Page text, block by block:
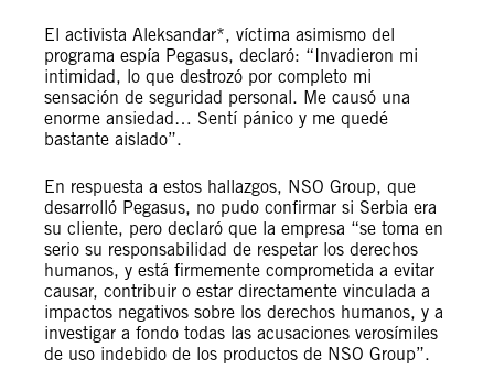
El activista Aleksandar*, víctima asimismo del
programa espía Pegasus, declaró: “Invadieron mi
intimidad, lo que destrozó por completo mi
sensación de seguridad personal. Me causó una
enorme ansiedad… Sentí pánico y me quedé
bastante aislado”.
En respuesta a estos hallazgos, NSO Group, que
desarrolló Pegasus, no pudo confirmar si Serbia era
su cliente, pero declaró que la empresa “se toma en
serio su responsabilidad de respetar los derechos
humanos, y está firmemente comprometida a evitar
causar, contribuir o estar directamente vinculada a
impactos negativos sobre los derechos humanos, y a
investigar a fondo todas las acusaciones verosímiles
de uso indebido de los productos de NSO Group”.